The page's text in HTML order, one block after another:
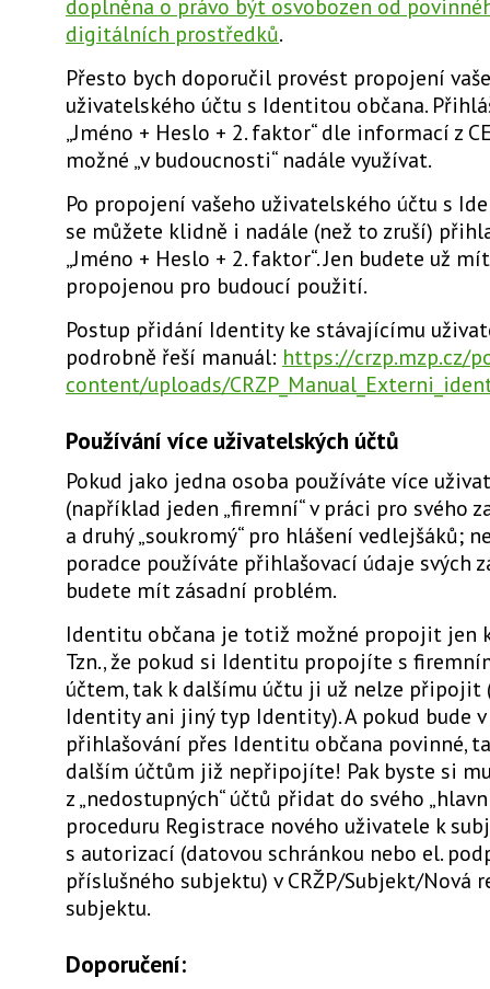
doplněna o právo být osvobozen od
digitálních prostředků.
Přesto bych doporučil provést propojení
uživatelského účtu s Identitou občana.
„Jméno + Heslo + 2. faktor“ dle informací z
možné „v budoucnosti“ nadále využívat.
Po propojení vašeho uživatelského účtu s
se můžete klidně i nadále (než to zruší)
„Jméno + Heslo + 2. faktor“. Jen budete už
propojenou pro budoucí použití.
Postup přidání Identity ke stávajícímu
podrobně řeší manuál: https://crzp.mzp.cz/
content/uploads/
Používání více uživatelských účtů
Pokud jako jedna osoba používáte více
(například jeden „firemní“ v práci pro svého
a druhý „soukromý“ pro hlášení vedlejšáků;
poradce používáte přihlašovací údaje svých
budete mít zásadní problém.
Identitu občana je totiž možné propojit jen
Tzn., že pokud si Identitu propojíte s
účtem, tak k dalšímu účtu ji už nelze připojit
Identity ani jiný typ Identity). A pokud bude
přihlašování přes Identitu občana povinné,
dalším účtům již nepřipojíte! Pak byste si
z „nedostupných“ účtů přidat do svého
proceduru Registrace nového uživatele k
s autorizací (datovou schránkou nebo el.
příslušného subjektu) v CRŽP/Subjekt/Nová
subjektu.
Doporučení: